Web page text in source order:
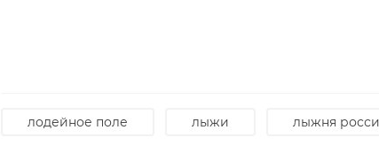
лодейное поле лыжи лыжня